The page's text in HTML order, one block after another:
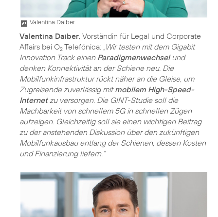
Valentina Daiber
Valentina Daiber, Vorständin für Legal und Corporate
Affairs bei O2 Telefónica: „Wir testen mit dem Gigabit
Innovation Track einen Paradigmenwechselund
denken Konnektivität an der Schiene neu. Die
Mobilfunkinfrastruktur rückt näher an die Gleise, um
Zugreisende zuverlässig mitmobilem High-Speed-
Internetzu versorgen. Die GINT-Studie soll die
Machbarkeit von schnellem 5G in schnellen Zügen
aufzeigen. Gleichzeitig soll sie einen wichtigen Beitrag
zu der anstehenden Diskussion über den zukünftigen
Mobilfunkausbau entlang der Schienen, dessen Kosten
und Finanzierung liefern.“